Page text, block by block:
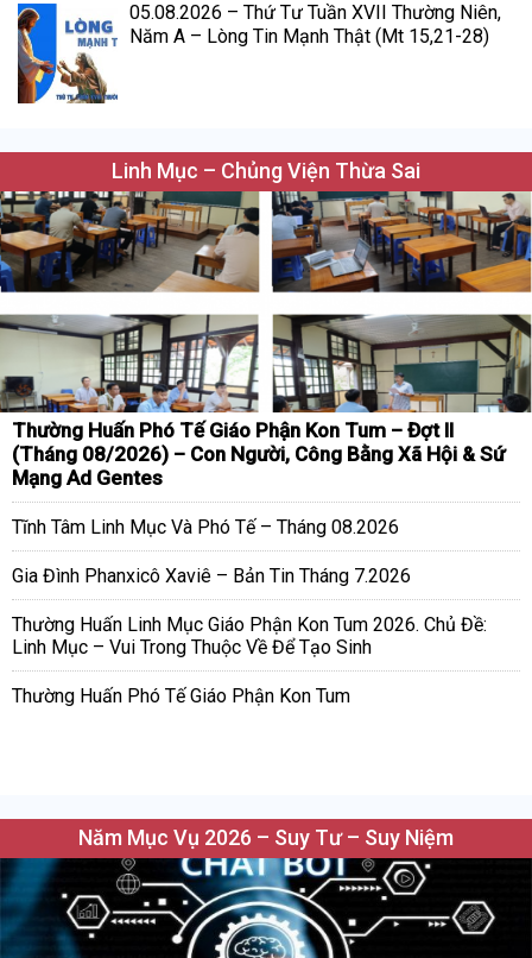
05.08.2026 – Thứ Tư Tuần XVII Thường Niên,
Năm A – Lòng Tin Mạnh Thật (Mt 15,21-28)
Linh Mục – Chủng Viện Thừa Sai
Thường Huấn Phó Tế Giáo Phận Kon Tum – Đợt II
(Tháng 08/2026) – Con Người, Công Bằng Xã Hội & Sứ
Mạng Ad Gentes
Tĩnh Tâm Linh Mục Và Phó Tế – Tháng 08.2026
Gia Đình Phanxicô Xaviê – Bản Tin Tháng 7.2026
Thường Huấn Linh Mục Giáo Phận Kon Tum 2026. Chủ Đề:
Linh Mục – Vui Trong Thuộc Về Để Tạo Sinh
Thường Huấn Phó Tế Giáo Phận Kon Tum
Năm Mục Vụ 2026 – Suy Tư – Suy Niệm